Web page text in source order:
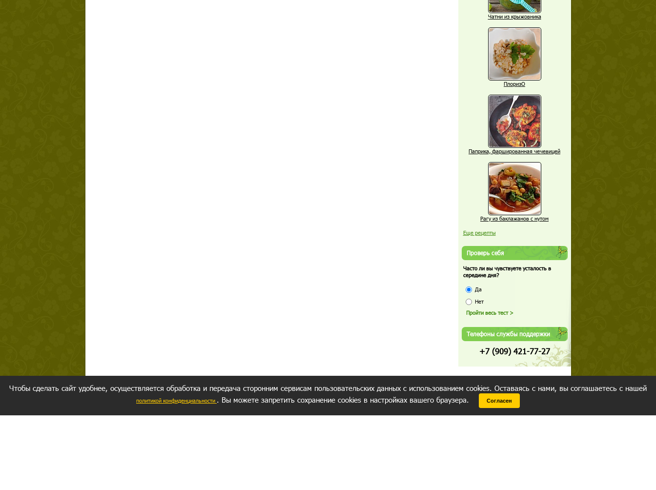
Чатни из крыжовника
ПлоризО
Паприка, фаршированная чечевицей
Рагу из баклажанов с нутом
Еще рецепты
Проверь себя
Часто ли вы чувствуете усталость в
середине дня?
Да
Нет
Телефоны службы поддержки
+7 (909) 421-77-27
Чтобы сделать сайт удобнее, осуществляется обработка и передача сторонним сервисам пользовательских данных с использованием cookies. Оставаясь с нами, вы соглашаетесь с нашей
политикой конфиденциальности . Вы можете запретить сохранение cookies в настройках вашего браузера. Согласен